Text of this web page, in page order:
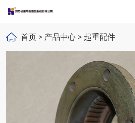
首页 > 产品中心 > 起重配件